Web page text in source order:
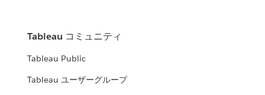
Tableau コミュニティ
Tableau Public
Tableau ユーザーグループ